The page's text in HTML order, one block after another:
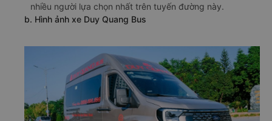
nhiều người lựa chọn nhất trên tuyến đường này.
b. Hình ảnh xe Duy Quang Bus